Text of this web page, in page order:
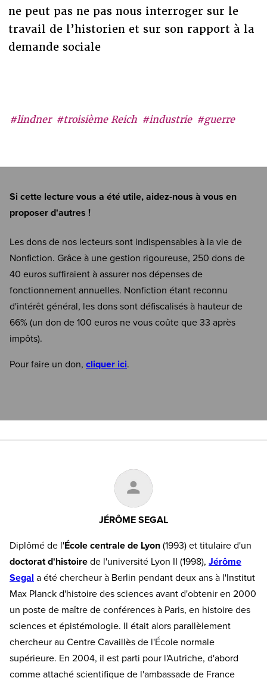
#lindner #troisième Reich #industrie #guerre
ne peut pas ne pas nous interroger sur le
travail de l’historien et sur son rapport à la
demande sociale
Si cette lecture vous a été utile, aidez-nous à vous en
proposer d'autres !
Les dons de nos lecteurs sont indispensables à la vie de
Nonfiction. Grâce à une gestion rigoureuse, 250 dons de
40 euros suffiraient à assurer nos dépenses de
fonctionnement annuelles. Nonfiction étant reconnu
d'intérêt général, les dons sont défiscalisés à hauteur de
66% (un don de 100 euros ne vous coûte que 33 après
impôts).
Pour faire un don, cliquer ici.
JÉRÔME SEGAL
Diplômé de l'École centrale de Lyon (1993) et titulaire d'un
doctorat d'histoire de l'université Lyon II (1998), Jérôme
Segal a été chercheur à Berlin pendant deux ans à l'Institut
Max Planck d'histoire des sciences avant d'obtenir en 2000
un poste de maître de conférences à Paris, en histoire des
sciences et épistémologie. Il était alors parallèlement
chercheur au Centre Cavaillès de l'École normale
supérieure. En 2004, il est parti pour l'Autriche, d'abord
comme attaché scientifique de l'ambassade de France